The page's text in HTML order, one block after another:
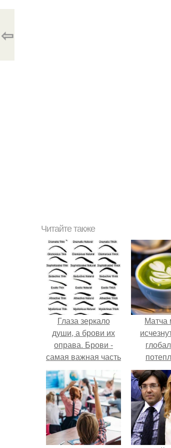
⇦
Читайте также
Глаза зеркало
души, а брови их
оправа. Брови -
самая важная часть
женского лица. Они,
как оправа редкого
бриллианта -
Ваших глаз.
Матча